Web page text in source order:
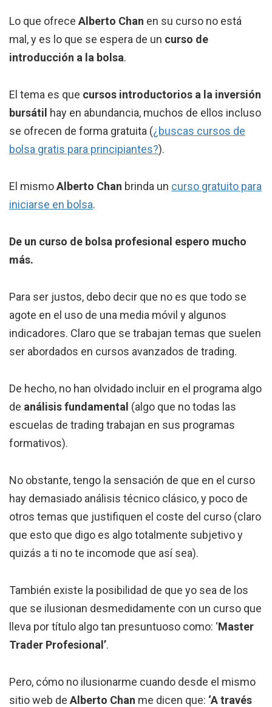
Lo que ofrece Alberto Chan en su curso no está
mal, y es lo que se espera de un curso de
introducción a la bolsa.
El tema es que cursos introductorios a la inversión
bursátil hay en abundancia, muchos de ellos incluso
se ofrecen de forma gratuita (¿buscas cursos de
bolsa gratis para principiantes?).
El mismoAlberto Chan brinda un curso gratuito para
iniciarse en bolsa.
De un curso de bolsa profesional espero mucho
más.
Para ser justos, debo decir que no es que todo se
agote en el uso de una media móvil y algunos
indicadores. Claro que se trabajan temas que suelen
ser abordados en cursos avanzados de trading.
De hecho, no han olvidado incluir en el programa algo
de análisis fundamental (algo que no todas las
escuelas de trading trabajan en sus programas
formativos).
No obstante, tengo la sensación de que en el curso
hay demasiado análisis técnico clásico, y poco de
otros temas que justifiquen el coste del curso (claro
que esto que digo es algo totalmente subjetivo y
quizás a ti no te incomode que así sea).
También existe la posibilidad de que yo sea de los
que se ilusionan desmedidamente con un curso que
lleva por título algo tan presuntuoso como: ‘Master
Trader Profesional’.
Pero, cómo no ilusionarme cuando desde el mismo
sitio web de Alberto Chan me dicen que: ‘A través